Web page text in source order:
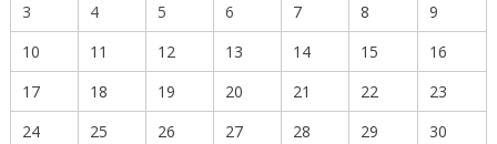
3
4 5 6 7 8
9
10
11 12 13 14 15
16
17
18 19 20 21 22
23
24
25 26 27 28 29 30